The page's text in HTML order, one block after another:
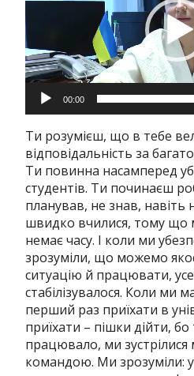
00:00
Ти розумієш, що в тебе
відповідальність за
Ти повинна насамперед
студентів. Ти починаєш
планував, не знав, навіть
швидко вчилися, тому що
немає часу. І коли ми
зрозуміли, що можемо
ситуацію й працювати,
стабілізувалося. Коли ми
перший раз приїхати в
приїхати – пішки дійти,
працювало, ми
командою. Ми зрозуміли: